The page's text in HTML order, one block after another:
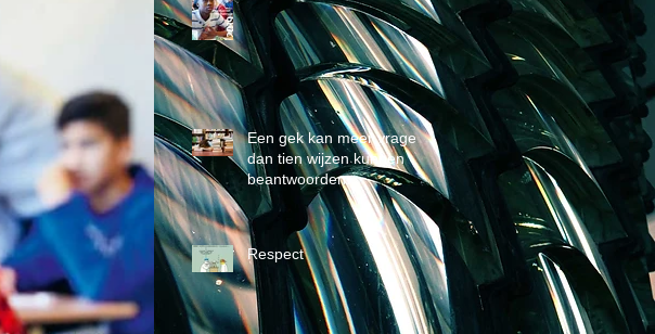
Een gek kan meer vragen
dan tien wijzen kunnen
beantwoorden.
Respect